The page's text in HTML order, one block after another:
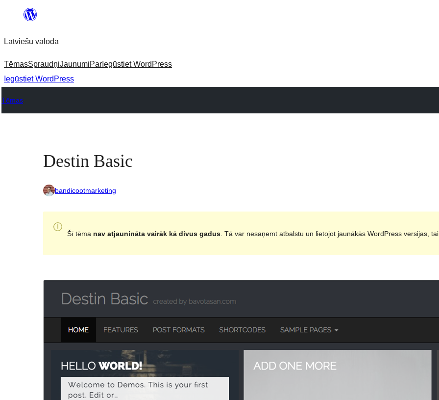
Pāriet
saturu
Latviešu valodā
TēmasSpraudņiJaunumiPar Iegūstiet WordPress
Iegūstiet WordPress
Tēmas
Destin Basic
bandicootmarketing
Šī tēma nav atjaunināta vairāk kā divus gadus. Tā var nesaņemt atbalstu un lietojot jaunākās WordPress versijas,